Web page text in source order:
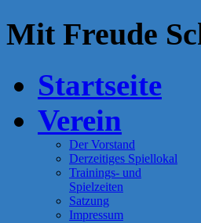
Mit Freude
Startseite
Verein
Der Vorstand
Derzeitiges Spiellokal
Trainings- und
Spielzeiten
Satzung
Impressum